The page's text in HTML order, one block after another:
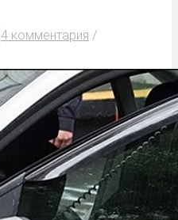
4 комментария /